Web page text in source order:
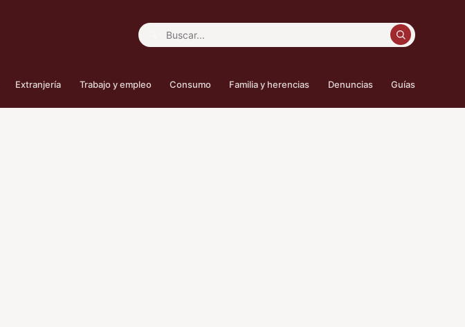
Buscar:
Extranjería Trabajo y empleo Consumo Familia y herencias Denuncias Guías